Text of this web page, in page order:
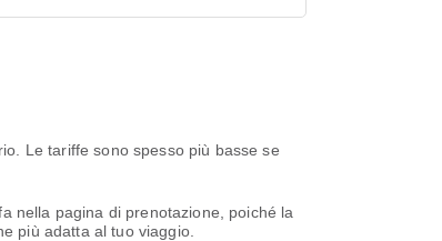
Le tariffe sono spesso più basse se
nella pagina di prenotazione, poiché la
più adatta al tuo viaggio.